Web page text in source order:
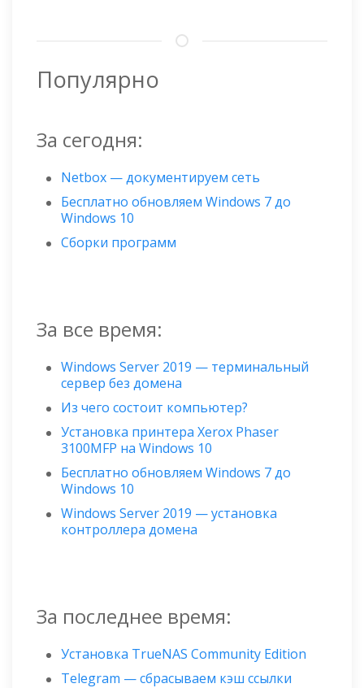
Популярно
За сегодня:
Netbox — документируем сеть
Бесплатно обновляем Windows 7 до
Windows 10
Сборки программ
За все время:
Windows Server 2019 — терминальный
сервер без домена
Из чего состоит компьютер?
Установка принтера Xerox Phaser
3100MFP на Windows 10
Бесплатно обновляем Windows 7 до
Windows 10
Windows Server 2019 — установка
контроллера домена
За последнее время:
Установка TrueNAS Community Edition
Telegram — сбрасываем кэш ссылки